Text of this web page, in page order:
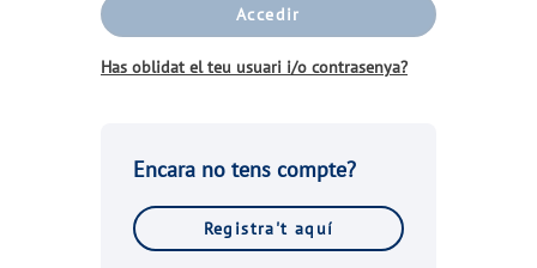
Accedir
Has oblidat el teu usuari i/o contrasenya?
Encara no tens compte?
Registra't aquí